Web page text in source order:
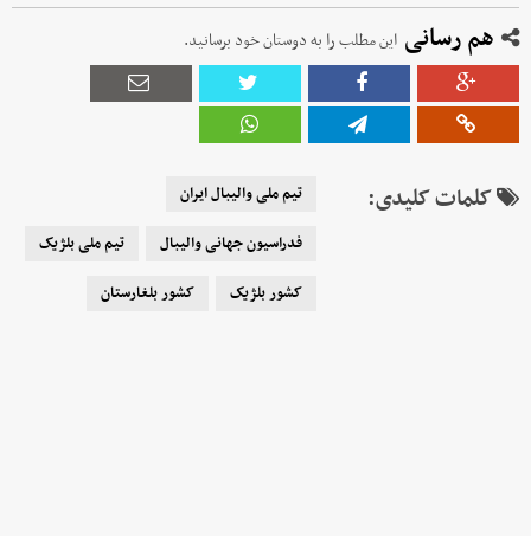
هم رسانی این مطلب را به دوستان خود برسانید.
کلمات کلیدی:
تیم ملی والیبال ایران
فدراسیون جهانی والیبال
تیم ملی بلژیک
کشور بلژیک
کشور بلغارستان